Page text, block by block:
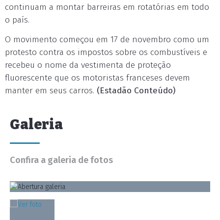
continuam a montar barreiras em rotatórias em todo
o país.
O movimento começou em 17 de novembro como um
protesto contra os impostos sobre os combustíveis e
recebeu o nome da vestimenta de proteção
fluorescente que os motoristas franceses devem
manter em seus carros. (Estadão Conteúdo)
Galeria
Confira a galeria de fotos